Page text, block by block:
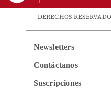
DERECHOS
Newsletters
Contáctanos
Suscripciones